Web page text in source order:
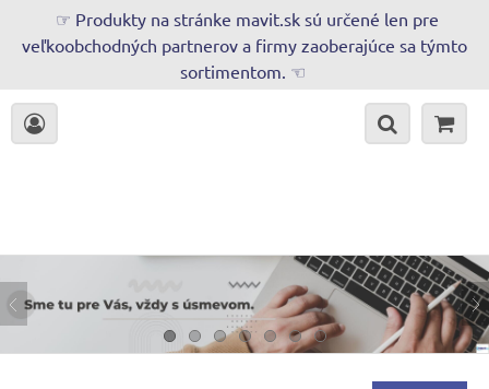
☞ Produkty na stránke mavit.sk sú určené len pre
veľkoobchodných partnerov a firmy zaoberajúce sa týmto
sortimentom. ☜